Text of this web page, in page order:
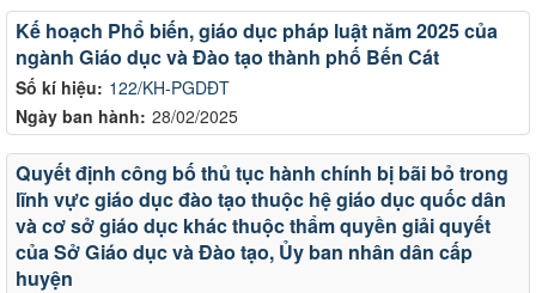
Số kí hiệu: 122/KH-PGDĐT
Ngày ban hành: 28/02/2025
Kế hoạch Phổ biến, giáo dục pháp luật năm 2025 của
ngành Giáo dục và Đào tạo thành phố Bến Cát
Quyết định công bố thủ tục hành chính bị bãi bỏ trong
lĩnh vực giáo dục đào tạo thuộc hệ giáo dục quốc dân
và cơ sở giáo dục khác thuộc thẩm quyền giải quyết
của Sở Giáo dục và Đào tạo, Ủy ban nhân dân cấp
huyện